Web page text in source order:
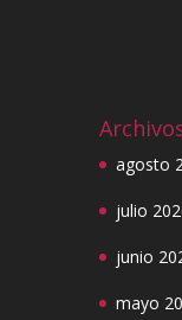
agosto
julio
junio
mayo